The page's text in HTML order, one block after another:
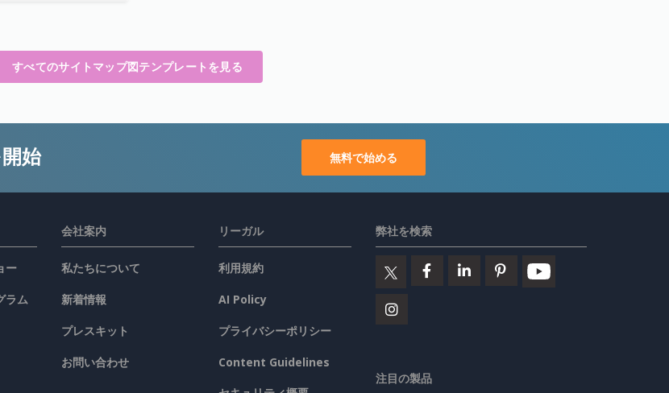
すべてのサイトマップ図テンプレートを見る
始 無料で始める
ー
ラム
会社案内
私たちについて
新着情報
プレスキット
お問い合わせ
リーガル
利用規約
AI Policy
プライバシーポリシー
Content Guidelines
弊社を検索
注目の製品